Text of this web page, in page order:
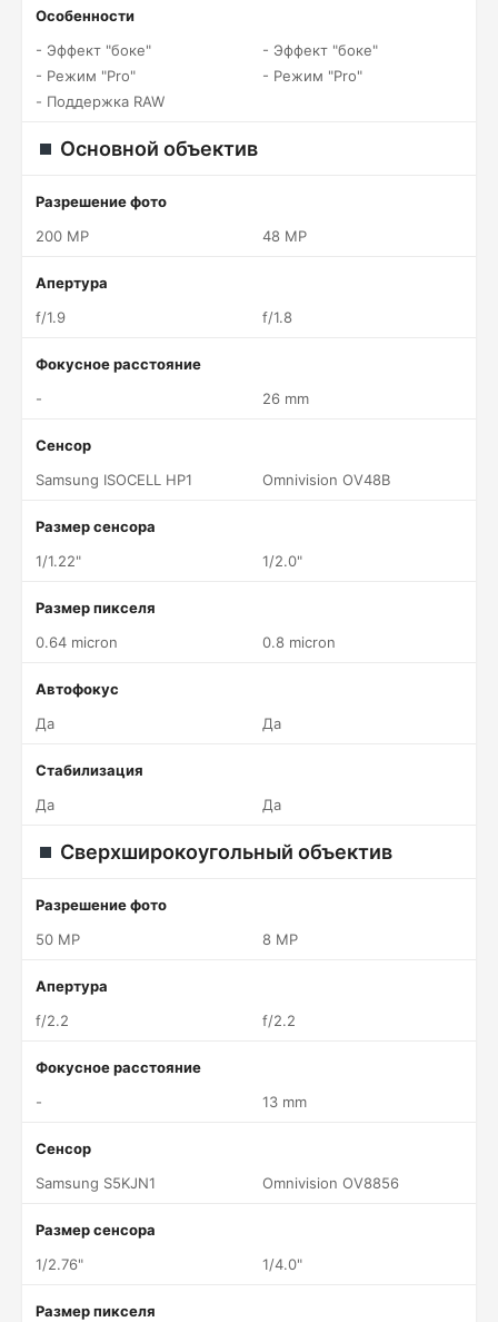
Особенности
- Эффект "боке"
- Режим "Pro"
- Поддержка RAW
- Эффект "боке"
- Режим "Pro"
Основной объектив
Разрешение фото
200 MP
48 MP
Апертура
f/1.9
f/1.8
Фокусное расстояние
-
26 mm
Сенсор
Samsung ISOCELL HP1
Omnivision OV48B
Размер сенсора
1/1.22"
1/2.0"
Размер пикселя
0.64 micron
0.8 micron
Автофокус
Да
Да
Стабилизация
Да
Да
Сверхширокоугольный объектив
Разрешение фото
50 MP
8 MP
Апертура
f/2.2
f/2.2
Фокусное расстояние
-
13 mm
Сенсор
Samsung S5KJN1
Omnivision OV8856
Размер сенсора
1/2.76"
1/4.0"
Размер пикселя